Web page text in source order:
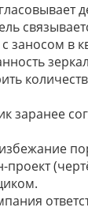
в
заранее